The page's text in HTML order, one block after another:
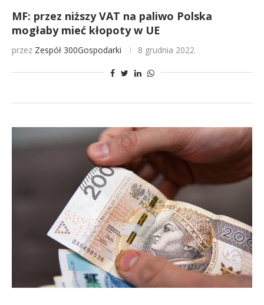
MF: przez niższy VAT na paliwo Polska
mogłaby mieć kłopoty w UE
przez Zespół 300Gospodarki 8 grudnia 2022